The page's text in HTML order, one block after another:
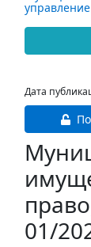
Дата
01/